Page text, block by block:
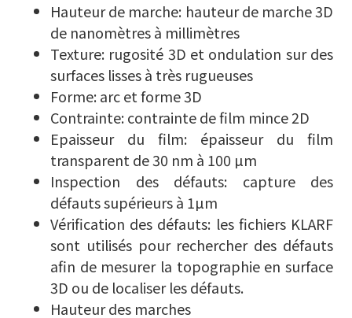
Hauteur de marche: hauteur de marche 3D
de nanomètres à millimètres
Texture: rugosité 3D et ondulation sur des
surfaces lisses à très rugueuses
Forme: arc et forme 3D
Contrainte: contrainte de film mince 2D
Epaisseur du film: épaisseur du film
transparent de 30 nm à 100 µm
Inspection des défauts: capture des
défauts supérieurs à 1µm
Vérification des défauts: les fichiers KLARF
sont utilisés pour rechercher des défauts
afin de mesurer la topographie en surface
3D ou de localiser les défauts.
Hauteur des marches